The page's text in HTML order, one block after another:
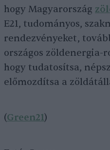
hogy Magyarország
E21, tudományos,
rendezvényeket,
országos
hogy tudatosítsa,
előmozdítsa a
(Green21)